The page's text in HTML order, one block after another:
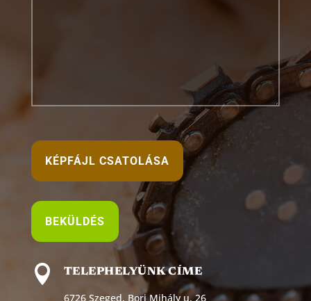
 TELEPHELYÜNK CÍME
6726 Szeged, Bori Mihály u. 26